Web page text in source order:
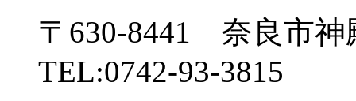
〒630-8441 奈良市
TEL:0742-93-3815